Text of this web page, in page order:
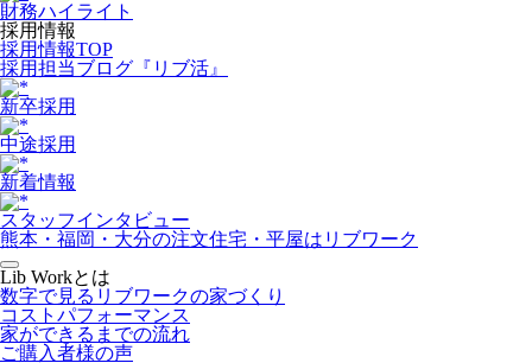
財務ハイライト
採用情報
採用情報TOP
採用担当ブログ『リブ活』
新卒採用
中途採用
新着情報
スタッフインタビュー
熊本・福岡・大分の注文住宅・平屋はリブワーク
Lib Workとは
数字で見るリブワークの家づくり
コストパフォーマンス
家ができるまでの流れ
ご購入者様の声